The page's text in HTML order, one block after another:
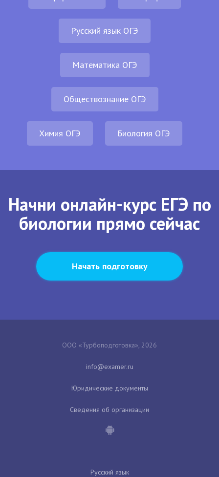
Русский язык ОГЭ
Математика ОГЭ
Обществознание ОГЭ
Химия ОГЭ Биология ОГЭ
Начни онлайн-курс ЕГЭ по
биологии прямо сейчас
Начать подготовку
ООО «Турбоподготовка», 2026
Юридические документы
Сведения об организации
Русский язык